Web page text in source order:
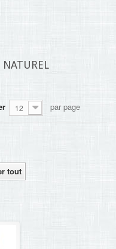
NATUREL
12 par page
tout